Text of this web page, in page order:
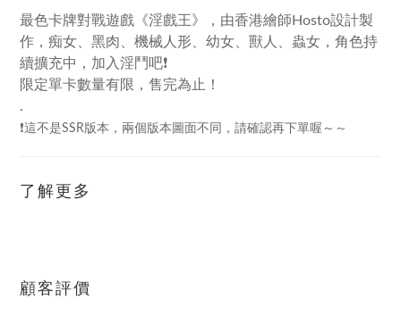
最色卡牌對戰遊戲《淫戲王》，由香港繪師Hosto設計製
作，痴女、黑肉、機械人形、幼女、獸人、蟲女，角色持
續擴充中，加入淫鬥吧❗
限定單卡數量有限，售完為止！
.
❗這不是SSR版本，兩個版本圖面不同，請確認再下單喔～～
了解更多
顧客評價